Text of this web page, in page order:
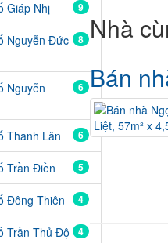
9
Giáp Nhị
8
Nguyễn Đức
6
Nguyễn
6
Thanh Lân
5
Trần Điền
4
Đông Thiên
4
Trần Thủ Độ
Nhà
Bán